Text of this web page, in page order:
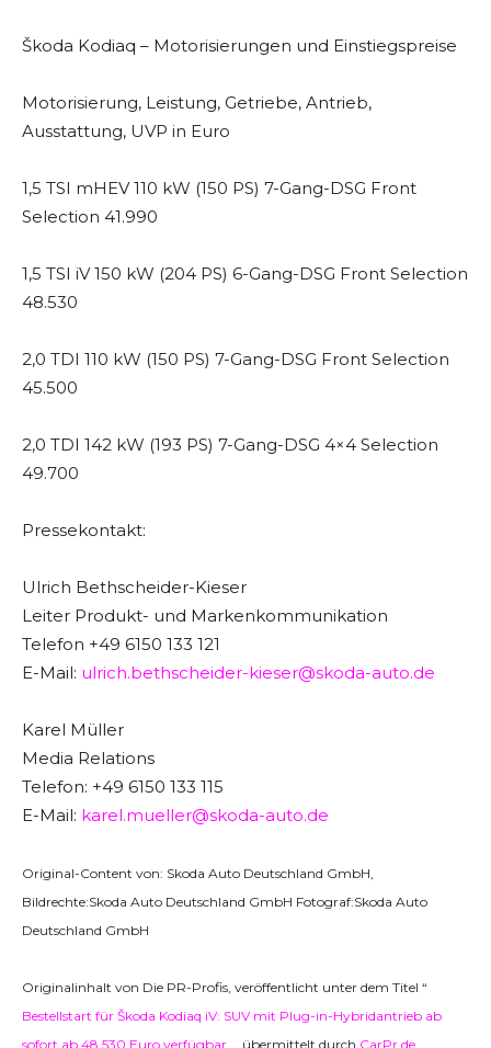
Škoda Kodiaq – Motorisierungen und Einstiegspreise
Motorisierung, Leistung, Getriebe, Antrieb,
Ausstattung, UVP in Euro
1,5 TSI mHEV 110 kW (150 PS) 7-Gang-DSG Front
Selection 41.990
1,5 TSI iV 150 kW (204 PS) 6-Gang-DSG Front Selection
48.530
2,0 TDI 110 kW (150 PS) 7-Gang-DSG Front Selection
45.500
2,0 TDI 142 kW (193 PS) 7-Gang-DSG 4×4 Selection
49.700
Pressekontakt:
Ulrich Bethscheider-Kieser
Leiter Produkt- und Markenkommunikation
Telefon +49 6150 133 121
E-Mail: ulrich.bethscheider-kieser@skoda-auto.de
Karel Müller
Media Relations
Telefon: +49 6150 133 115
E-Mail: karel.mueller@skoda-auto.de
Original-Content von: Skoda Auto Deutschland GmbH,
Bildrechte:Skoda Auto Deutschland GmbH Fotograf:Skoda Auto
Deutschland GmbH
Originalinhalt von Die PR-Profis, veröffentlicht unter dem Titel “
Bestellstart für Škoda Kodiaq iV: SUV mit Plug-in-Hybridantrieb ab
sofort ab 48.530 Euro verfügbar „, übermittelt durch CarPr.de